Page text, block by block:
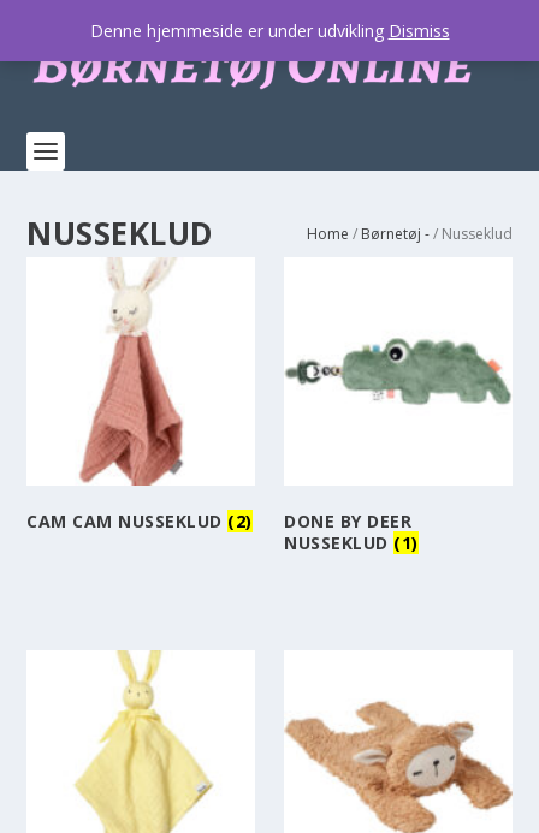
NUSSEKLUD Home / Børnetøj -/ Nusseklud
CAM CAM NUSSEKLUD (2)
DONE BY DEER
NUSSEKLUD (1)
Denne hjemmeside er under udvikling Dismiss